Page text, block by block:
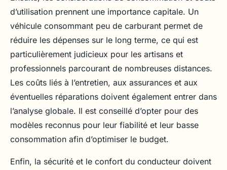
d’utilisation prennent une importance capitale. Un
véhicule consommant peu de carburant permet de
réduire les dépenses sur le long terme, ce qui est
particulièrement judicieux pour les artisans et
professionnels parcourant de nombreuses distances.
Les coûts liés à l’entretien, aux assurances et aux
éventuelles réparations doivent également entrer dans
l’analyse globale. Il est conseillé d’opter pour des
modèles reconnus pour leur fiabilité et leur basse
consommation afin d’optimiser le budget.
Enfin, la sécurité et le confort du conducteur doivent